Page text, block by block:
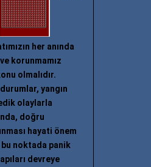
her anında
korunmamız
olmalıdır.
yangın
olaylarla
doğru
hayati önem
bu noktada panik
devreye